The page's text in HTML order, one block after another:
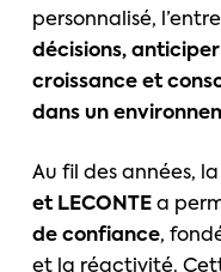
personnalisé,
décisions,
croissance et
dans un
Au fil des années,
et LECONTEa
de confiance,
et la réactivité.